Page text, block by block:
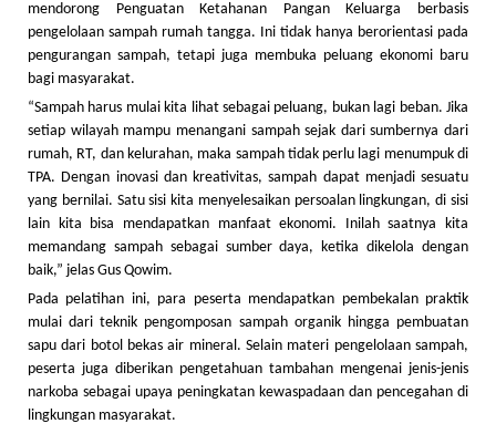
mendorong Penguatan Ketahanan Pangan Keluarga berbasis
pengelolaan sampah rumah tangga. Ini tidak hanya berorientasi pada
pengurangan sampah, tetapi juga membuka peluang ekonomi baru
bagi masyarakat.
“Sampah harus mulai kita lihat sebagai peluang, bukan lagi beban. Jika
setiap wilayah mampu menangani sampah sejak dari sumbernya dari
rumah, RT, dan kelurahan, maka sampah tidak perlu lagi menumpuk di
TPA. Dengan inovasi dan kreativitas, sampah dapat menjadi sesuatu
yang bernilai. Satu sisi kita menyelesaikan persoalan lingkungan, di sisi
lain kita bisa mendapatkan manfaat ekonomi. Inilah saatnya kita
memandang sampah sebagai sumber daya, ketika dikelola dengan
baik,” jelas Gus Qowim.
Pada pelatihan ini, para peserta mendapatkan pembekalan praktik
mulai dari teknik pengomposan sampah organik hingga pembuatan
sapu dari botol bekas air mineral. Selain materi pengelolaan sampah,
peserta juga diberikan pengetahuan tambahan mengenai jenis-jenis
narkoba sebagai upaya peningkatan kewaspadaan dan pencegahan di
lingkungan masyarakat.